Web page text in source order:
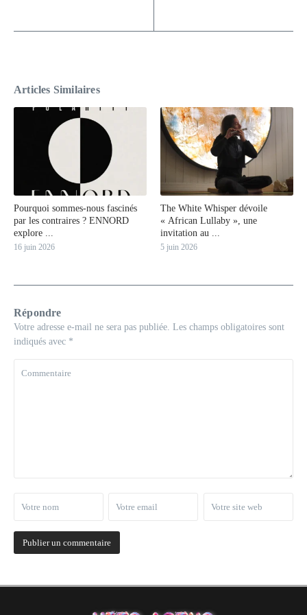
Articles Similaires
Pourquoi sommes-nous fascinés
par les contraires ? ENNORD
explore ...
16 juin 2026
The White Whisper dévoile
« African Lullaby », une
invitation au ...
5 juin 2026
Répondre
Votre adresse e-mail ne sera pas publiée. Les champs obligatoires sont
indiqués avec *